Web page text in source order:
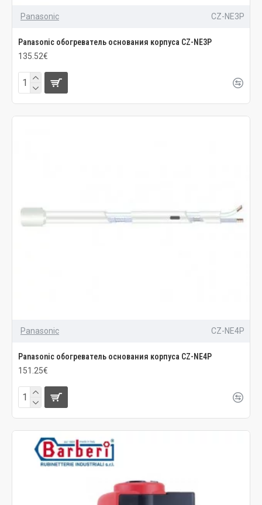
Panasonic CZ-NE3P
Panasonic обогреватель основания корпуса CZ-NE3P
135.52€
Panasonic CZ-NE4P
Panasonic обогреватель основания корпуса CZ-NE4P
151.25€